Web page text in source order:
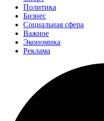
Политика
Бизнес
Социальная сфера
Важное
Экономика
Реклама